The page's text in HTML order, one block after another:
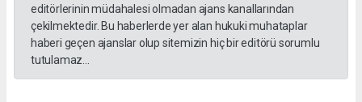
editörlerinin müdahalesi olmadan ajans kanallarından
çekilmektedir. Bu haberlerde yer alan hukuki muhataplar
haberi geçen ajanslar olup sitemizin hiç bir editörü sorumlu
tutulamaz...